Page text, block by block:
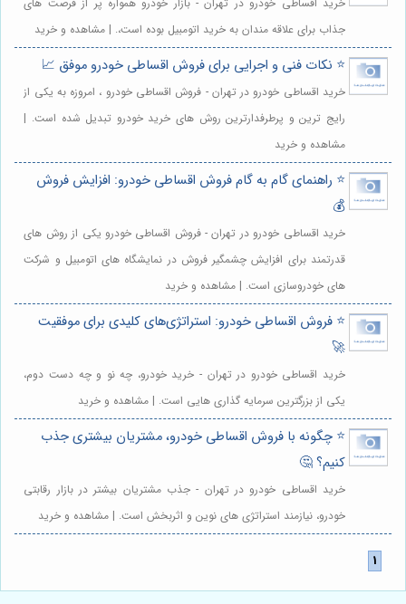
جذاب برای علاقه مندان به خرید اتومبیل بوده است،. | مشاهده و خرید
⭐️ نکات فنی و اجرایی برای فروش اقساطی خودرو موفق 📈
خرید اقساطی خودرو در تهران - فروش اقساطی خودرو ، امروزه به یکی از
رایج ترین و پرطرفدارترین روش های خرید خودرو تبدیل شده است. |
مشاهده و خرید
⭐️ راهنمای گام به گام فروش اقساطی خودرو: افزایش فروش
💰
خرید اقساطی خودرو در تهران - فروش اقساطی خودرو یکی از روش های
قدرتمند برای افزایش چشمگیر فروش در نمایشگاه های اتومبیل و شرکت
های خودروسازی است. | مشاهده و خرید
⭐️ فروش اقساطی خودرو: استراتژی‌های کلیدی برای موفقیت
🚀
خرید اقساطی خودرو در تهران - خرید خودرو، چه نو و چه دست دوم،
یکی از بزرگترین سرمایه گذاری هایی است. | مشاهده و خرید
⭐️ چگونه با فروش اقساطی خودرو، مشتریان بیشتری جذب
کنیم؟ 🤔
خرید اقساطی خودرو در تهران - جذب مشتریان بیشتر در بازار رقابتی
خودرو، نیازمند استراتژی های نوین و اثربخش است. | مشاهده و خرید